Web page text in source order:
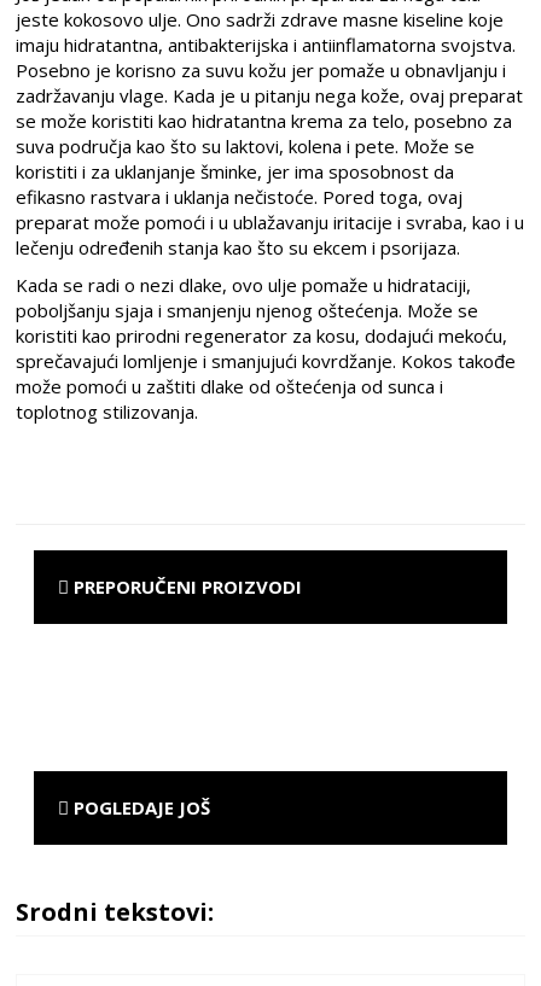
jeste kokosovo ulje. Ono sadrži zdrave masne kiseline koje
imaju hidratantna, antibakterijska i antiinflamatorna svojstva.
Posebno je korisno za suvu kožu jer pomaže u obnavljanju i
zadržavanju vlage. Kada je u pitanju nega kože, ovaj preparat
se može koristiti kao hidratantna krema za telo, posebno za
suva područja kao što su laktovi, kolena i pete. Može se
koristiti i za uklanjanje šminke, jer ima sposobnost da
efikasno rastvara i uklanja nečistoće. Pored toga, ovaj
preparat može pomoći i u ublažavanju iritacije i svraba, kao i u
lečenju određenih stanja kao što su ekcem i psorijaza.
Kada se radi o nezi dlake, ovo ulje pomaže u hidrataciji,
poboljšanju sjaja i smanjenju njenog oštećenja. Može se
koristiti kao prirodni regenerator za kosu, dodajući mekoću,
sprečavajući lomljenje i smanjujući kovrdžanje. Kokos takođe
može pomoći u zaštiti dlake od oštećenja od sunca i
toplotnog stilizovanja.
PREPORUČENI PROIZVODI
POGLEDAJE JOŠ
Srodni tekstovi: